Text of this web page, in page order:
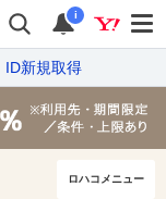
i
ID新規取得
ロハコメニュー